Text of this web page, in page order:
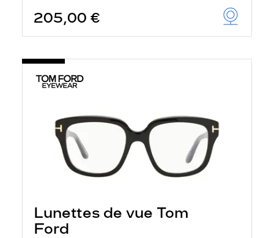
205,00 €
Lunettes de vue Tom
Ford